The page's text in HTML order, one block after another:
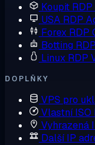
Koupit RDP
USA RDP
Forex RDP
Botting RDP
Linux RDP
DOPLŇKY
VPS pro
Vlastní ISO
Vyhrazená
Další IP